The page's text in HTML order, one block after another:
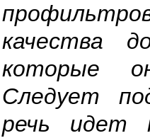
качества
которые
Следует
речь идет